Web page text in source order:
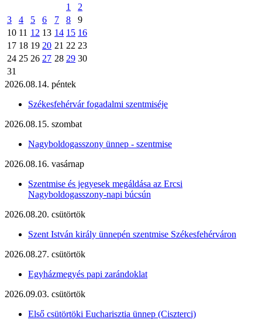
1
2
3
4 5 6 7 8
9
10 11 12 13 14 15 16
17 18 19 20 21 22 23
24 25 26 27 28 29 30
31
2026.08.14. péntek
Székesfehérvár fogadalmi szentmiséje
2026.08.15. szombat
Nagyboldogasszony ünnep - szentmise
2026.08.16. vasárnap
Szentmise és jegyesek megáldása az Ercsi
Nagyboldogasszony-napi búcsún
2026.08.20. csütörtök
Szent István király ünnepén szentmise Székesfehérváron
2026.08.27. csütörtök
Egyházmegyés papi zarándoklat
2026.09.03. csütörtök
Első csütörtöki Eucharisztia ünnep (Ciszterci)